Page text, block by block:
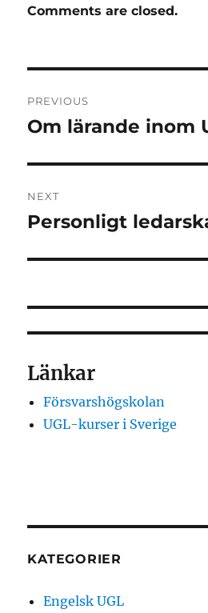
Comments are closed.
navigation
PREVIOUS
Previous
Om lärande inom
NEXT
Next
Personligt
Länkar
Försvarshögskolan
UGL-kurser i Sverige
KATEGORIER
Engelsk UGL